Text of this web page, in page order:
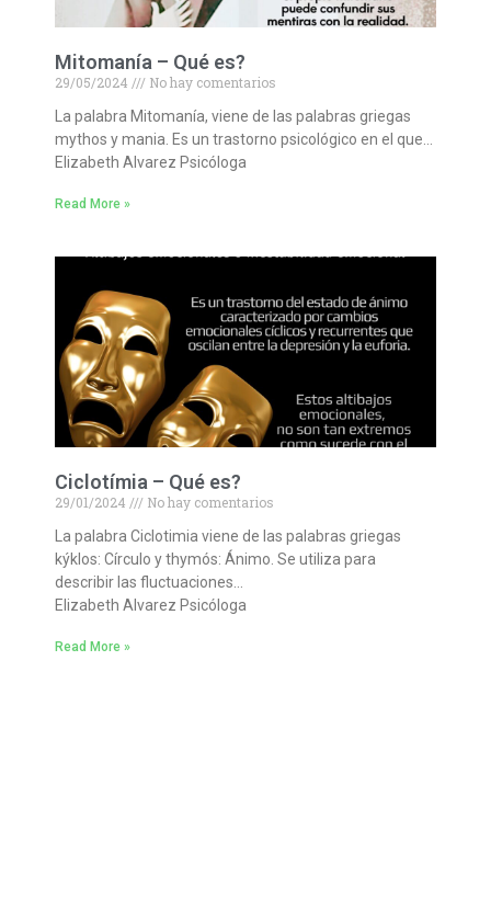
Mitomanía – Qué es?
29/05/2024
No hay comentarios
mythos y mania. Es un trastorno psicológico en el que…
Elizabeth Alvarez Psicóloga
Read More »
Ciclotímia – Qué es?
29/01/2024
No hay comentarios
kýklos: Círculo y thymós: Ánimo. Se utiliza para
describir las fluctuaciones…
Elizabeth Alvarez Psicóloga
Read More »